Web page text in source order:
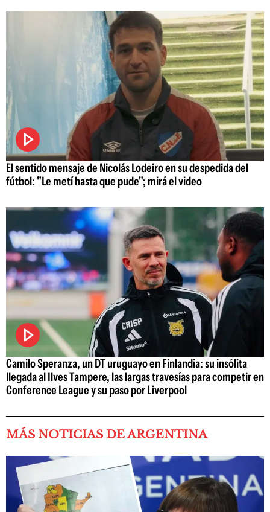
El sentido mensaje de Nicolás Lodeiro en su despedida del
fútbol: "Le metí hasta que pude"; mirá el video
Camilo Speranza, un DT uruguayo en Finlandia: su insólita
llegada al Ilves Tampere, las largas travesías para competir en
Conference League y su paso por Liverpool
MÁS NOTICIAS DE ARGENTINA